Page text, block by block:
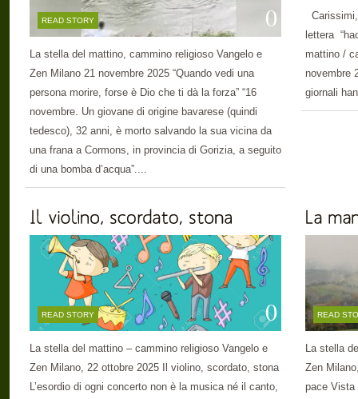
0
READ STORY
La stella del mattino, cammino religioso Vangelo e
Zen Milano 21 novembre 2025 “Quando vedi una
persona morire, forse è Dio che ti dà la forza” “16
novembre. Un giovane di origine bavarese (quindi
tedesco), 32 anni, è morto salvando la sua vicina da
una frana a Cormons, in provincia di Gorizia, a seguito
di una bomba d’acqua”....
lettera
mattino /
giornali
0
READ STORY
La stella del mattino – cammino religioso Vangelo e
Zen Milano, 22 ottobre 2025 Il violino, scordato, stona
L’esordio di ogni concerto non è la musica né il canto,
READ
La stella
Zen
pace Vista